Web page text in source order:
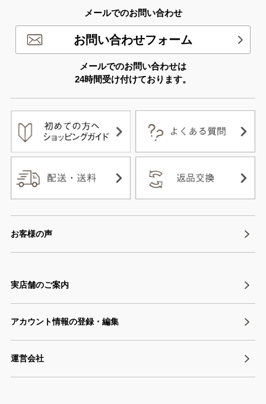
メールでのお問い合わせ
お問い合わせフォーム
メールでのお問い合わせは
24時間受け付けております。
お客様の声
実店舗のご案内
アカウント情報の登録・編集
運営会社